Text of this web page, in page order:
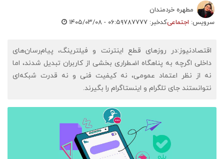
مطهره خردمندان
سرویس: اجتماعیکدخبر: ۷۸۷۷۷۷ ۱۴۰۵/۰۳/۰۸ - ۰۶:۵۹
اقتصادنیوز:در روزهای قطع اینترنت و فیلترینگ، پیام‌رسان‌های
داخلی اگرچه به پناهگاه اضطراری بخشی از کاربران تبدیل شدند، اما
نه از نظر اعتماد عمومی، نه کیفیت فنی و نه قدرت شبکه‌ای
نتوانستند جای تلگرام و اینستاگرام را بگیرند.